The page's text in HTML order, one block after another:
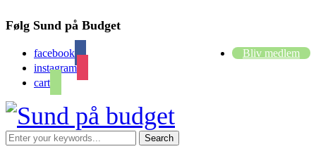
Følg Sund på Budget
facebook
instagram
cart
Bliv medlem